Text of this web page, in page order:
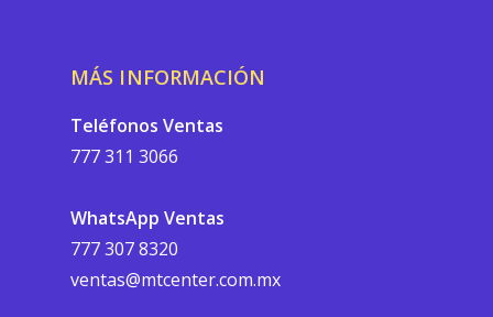
MÁS INFORMACIÓN
Teléfonos Ventas
777 311 3066
WhatsApp Ventas
777 307 8320
ventas@mtcenter.com.mx